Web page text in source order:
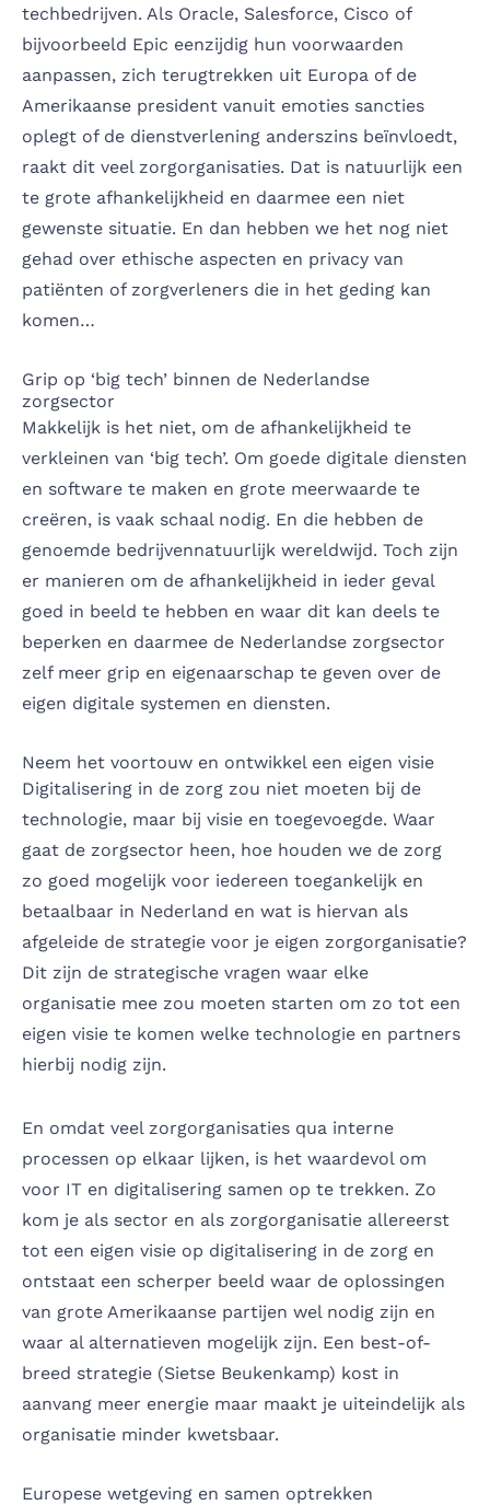
techbedrijven. Als Oracle, Salesforce, Cisco of
bijvoorbeeld Epic eenzijdig hun voorwaarden
aanpassen, zich terugtrekken uit Europa of de
Amerikaanse president vanuit emoties sancties
oplegt of de dienstverlening anderszins beïnvloedt,
raakt dit veel zorgorganisaties. Dat is natuurlijk een
te grote afhankelijkheid en daarmee een niet
gewenste situatie. En dan hebben we het nog niet
gehad over ethische aspecten en privacy van
patiënten of zorgverleners die in het geding kan
komen…
Grip op ‘big tech’ binnen de Nederlandse
zorgsector
Makkelijk is het niet, om de afhankelijkheid te
verkleinen van ‘big tech’. Om goede digitale diensten
en software te maken en grote meerwaarde te
creëren, is vaak schaal nodig. En die hebben de
genoemde bedrijvennatuurlijk wereldwijd. Toch zijn
er manieren om de afhankelijkheid in ieder geval
goed in beeld te hebben en waar dit kan deels te
beperken en daarmee de Nederlandse zorgsector
zelf meer grip en eigenaarschap te geven over de
eigen digitale systemen en diensten.
Neem het voortouw en ontwikkel een eigen visie
Digitalisering in de zorg zou niet moeten bij de
technologie, maar bij visie en toegevoegde. Waar
gaat de zorgsector heen, hoe houden we de zorg
zo goed mogelijk voor iedereen toegankelijk en
betaalbaar in Nederland en wat is hiervan als
afgeleide de strategie voor je eigen zorgorganisatie?
Dit zijn de strategische vragen waar elke
organisatie mee zou moeten starten om zo tot een
eigen visie te komen welke technologie en partners
hierbij nodig zijn.
En omdat veel zorgorganisaties qua interne
processen op elkaar lijken, is het waardevol om
voor IT en digitalisering samen op te trekken. Zo
kom je als sector en als zorgorganisatie allereerst
tot een eigen visie op digitalisering in de zorg en
ontstaat een scherper beeld waar de oplossingen
van grote Amerikaanse partijen wel nodig zijn en
waar al alternatieven mogelijk zijn. Een best-of-
breed strategie (Sietse Beukenkamp) kost in
aanvang meer energie maar maakt je uiteindelijk als
organisatie minder kwetsbaar.
Europese wetgeving en samen optrekken